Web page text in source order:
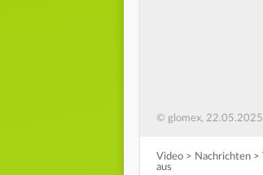
© glomex, 22.05.2025
Video > Nachrichten >
aus